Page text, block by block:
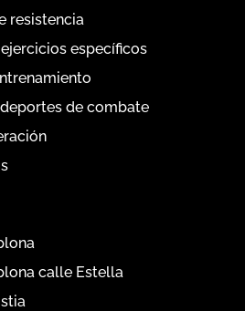
resistencia
específicos
de combate
calle Estella